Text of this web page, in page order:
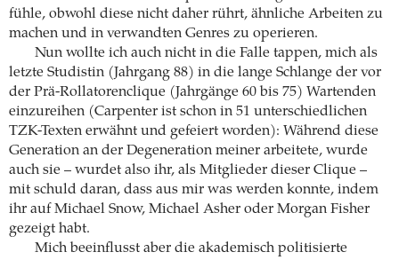
fühle, obwohl diese nicht daher rührt, ähnliche Arbeiten zu
machen und in verwandten Genres zu operieren.
Nun wollte ich auch nicht in die Falle tappen, mich als
letzte Studistin (Jahrgang 88) in die lange Schlange der vor
der Prä-Rollatorenclique (Jahrgänge 60 bis 75) Wartenden
einzureihen (Carpenter ist schon in 51 unterschiedlichen
TZK-Texten erwähnt und gefeiert worden): Während diese
Generation an der Degeneration meiner arbeitete, wurde
auch sie – wurdet also ihr, als Mitglieder dieser Clique –
mit schuld daran, dass aus mir was werden konnte, indem
ihr auf Michael Snow, Michael Asher oder Morgan Fisher
gezeigt habt.
Mich beeinflusst aber die akademisch politisierte